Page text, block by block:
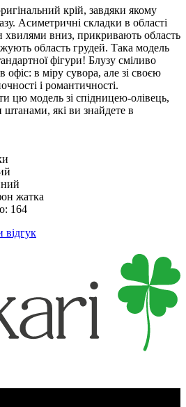
крій, завдяки якому
Асиметричні складки в області
хвилями вниз, прикривають область
область грудей. Така модель
фігури! Блузу сміливо
в міру сувора, але зі своєю
і романтичності.
цю модель зі спідницею-олівець,
які ви знайдете в
жатка
164
відгук